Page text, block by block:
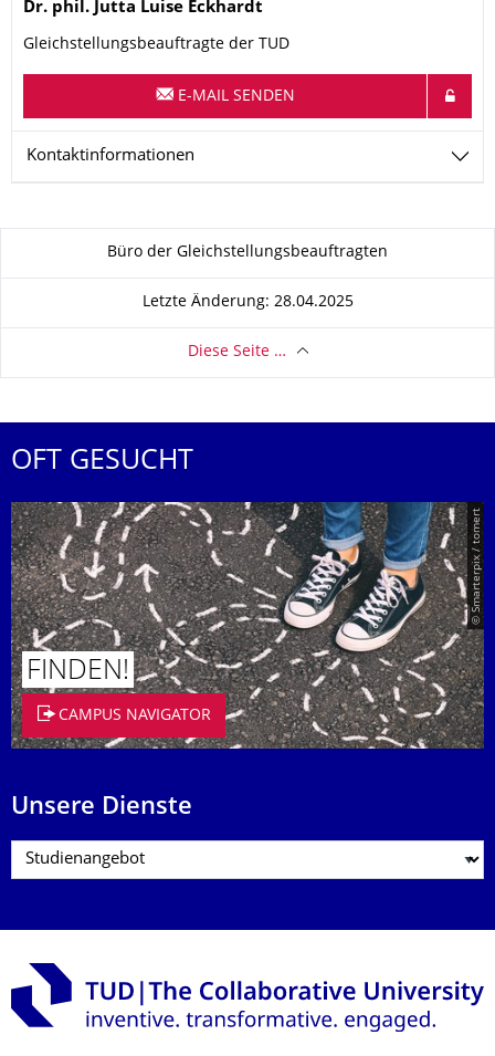
Name
Dr. phil. Jutta Luise Eckhardt
Gleichstellungsbeauftragte der TUD
E-MAIL SENDEN
Kontaktinformationen
Zu dieser SeiteBüro der Gleichstellungsbeauftragten
Letzte Änderung: 28.04.2025
Diese Seite …
OFT GESUCHT
© Smarterpix / tomert
FINDEN!
CAMPUS NAVIGATOR
Unsere Dienste